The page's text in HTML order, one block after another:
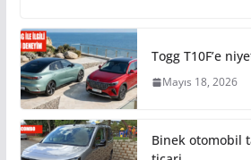
Togg T10F’e
Mayıs 18, 2026
Binek otomobil